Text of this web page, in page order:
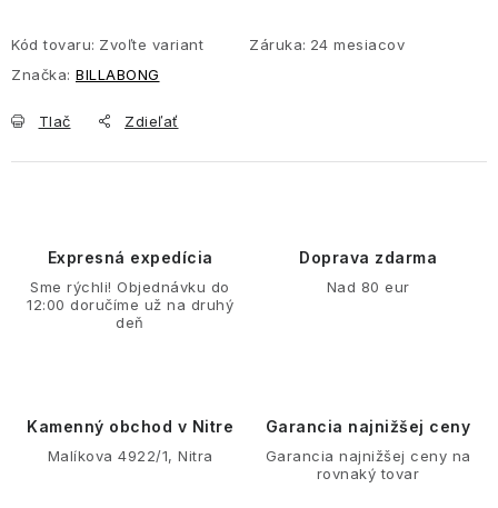
Kód tovaru: Zvoľte variant Záruka: 24 mesiacov
Značka: BILLABONG
Tlač Zdieľať
Expresná expedícia
Sme rýchli! Objednávku do
12:00 doručíme už na druhý
deň
Doprava zdarma
Nad 80 eur
Kamenný obchod v Nitre
Malíkova 4922/1, Nitra
Garancia najnižšej ceny
Garancia najnižšej ceny na
rovnaký tovar